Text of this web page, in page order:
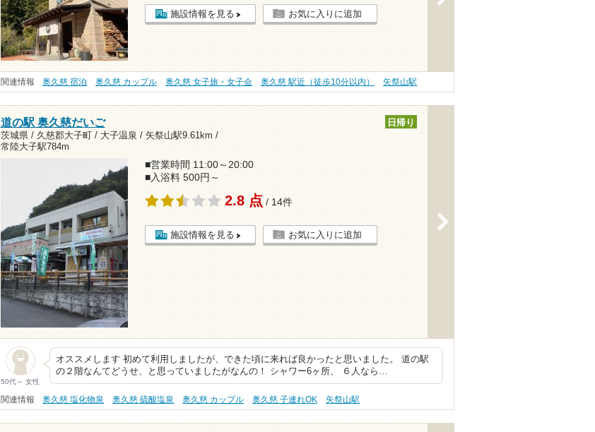
施設情報を見る お気に入りに追加
関連情報 奥久慈 宿泊 奥久慈 カップル 奥久慈 女子旅・女子会 奥久慈 駅近（徒歩10分以内） 矢祭山駅
道の駅 奥久慈だいご
茨城県 / 久慈郡大子町 / 大子温泉 / 矢祭山駅9.61km /
常陸大子駅784m
日帰り
■営業時間 11:00～20:00
■入浴料 500円～
2.8 点 / 14件
施設情報を見る お気に入りに追加
50代～ 女性
オススメします 初めて利用しましたが、できた頃に来れば良かったと思いました。 道の駅
の２階なんてどうせ、と思っていましたがなんの！ シャワー6ヶ所、 ６人なら…
関連情報 奥久慈 塩化物泉 奥久慈 硫酸塩泉 奥久慈 カップル 奥久慈 子連れOK 矢祭山駅